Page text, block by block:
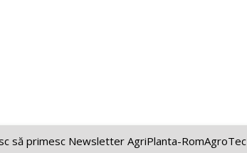
să primesc Newsletter AgriPlanta-RomAgroTec